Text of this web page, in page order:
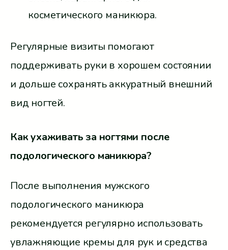
косметического маникюра.
Регулярные визиты помогают
поддерживать руки в хорошем состоянии
и дольше сохранять аккуратный внешний
вид ногтей.
Как ухаживать за ногтями после
подологического маникюра?
После выполнения мужского
подологического маникюра
рекомендуется регулярно использовать
увлажняющие кремы для рук и средства